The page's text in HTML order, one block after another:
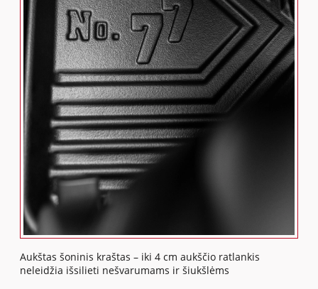
Aukštas šoninis kraštas – iki 4 cm aukščio ratlankis
neleidžia išsilieti nešvarumams ir šiukšlėms